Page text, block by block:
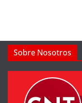
Sobre Nosotros